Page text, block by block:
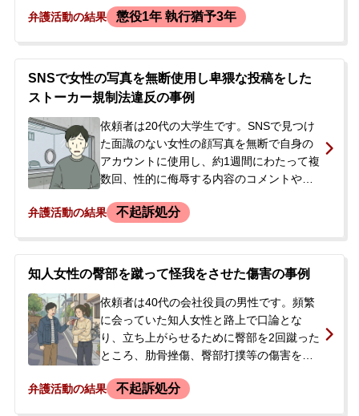
付けた警察官に任意同行を求められた後、
が、今後の見通しや弁護士費用について不
安を感じ、当事務所にご相談され、即日、
身柄対応を含めた弁護活動をご依頼いただ
きました。
弁護活動の結果 懲役1年 執行猶予3年
SNSで女性の写真を無断使用し卑猥な投稿をした
ストーカー規制法違反の事例
依頼者は20代の大学生です。SNSで見つけ
た面識のない女性の顔写真を無断で自身の
アカウントに使用し、約1週間にわたって複
数回、性的に侮辱する内容のコメントや加
届が提出され、ストーカー規制法違反の容
なく、詳しい状況がわからないままでし
た。逮捕されたご本人は国選弁護人を依頼
したようでしたが、ご両親は今後の手続き
に強い不安を感じ、私選弁護人への依頼を
希望して当事務所にご相談され、即日受任
に至りました。
弁護活動の結果 不起訴処分
知人女性の臀部を蹴って怪我をさせた傷害の事例
依頼者は40代の会社役員の男性です。頻繁
に会っていた知人女性と路上で口論とな
り、立ち上がらせるために臀部を2回蹴った
ところ、肋骨挫傷、臀部打撲等の傷害を負
に交番に行き事情を説明しましたが、後
弁護活動の結果 不起訴処分